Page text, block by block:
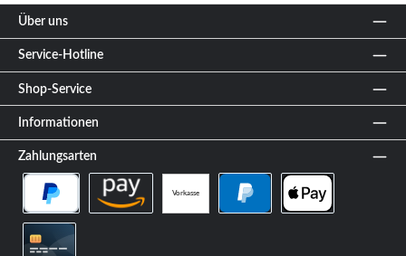
Über uns
Service-Hotline
Shop-Service
Informationen
Zahlungsarten
Vorkasse
PayPal Später Bezahlen